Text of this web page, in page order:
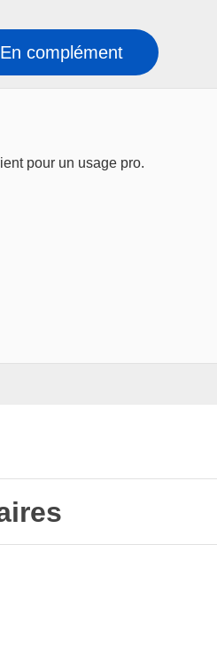
complément
pour un usage pro.